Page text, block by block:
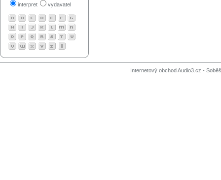
interpret vydavatel
Internetový obchod Audio3.cz -